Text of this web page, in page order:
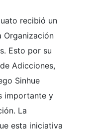
recibió un
Organización
Esto por su
Adicciones,
Sinhue
importante y
La
esta iniciativa